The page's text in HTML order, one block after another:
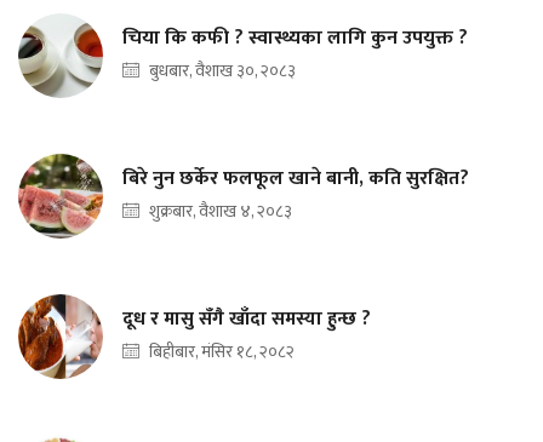
चिया कि कफी ? स्वास्थ्यका लागि कुन उपयुक्त ?
बुधबार, वैशाख ३०, २०८३
बिरे नुन छर्केर फलफूल खाने बानी, कति सुरक्षित?
शुक्रबार, वैशाख ४, २०८३
दूध र मासु सँगै खाँदा समस्या हुन्छ ?
बिहीबार, मंसिर १८, २०८२